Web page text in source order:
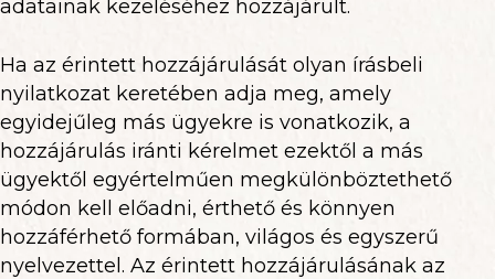
adatainak kezeléséhez hozzájárult.
Ha az érintett hozzájárulását olyan írásbeli
nyilatkozat keretében adja meg, amely
egyidejűleg más ügyekre is vonatkozik, a
hozzájárulás iránti kérelmet ezektől a más
ügyektől egyértelműen megkülönböztethető
módon kell előadni, érthető és könnyen
hozzáférhető formában, világos és egyszerű
nyelvezettel. Az érintett hozzájárulásának az